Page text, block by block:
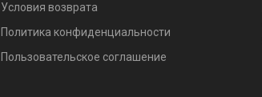
Условия возврата
Политика конфиденциальности
Пользовательское соглашение